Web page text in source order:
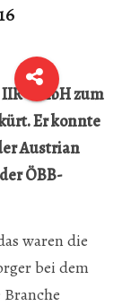
GmbH zum
Er konnte
Austrian
ÖBB-
waren die
bei dem
Branche